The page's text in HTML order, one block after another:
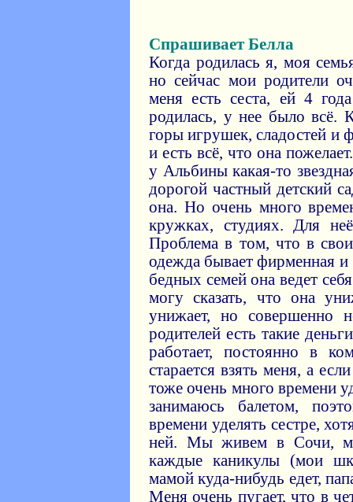
Спрашивает Белла
Когда родилась я, моя
но сейчас мои родители
меня есть сеста, ей 4
родилась, у нее было всё.
горы игрушек, сладостей и
и есть всё, что она
у Альбины какая-то
дорогой частный детский
она. Но очень много
кружках, студиях. Для
Проблема в том, что в
одежда бывает фирменная и
бедных семей она ведет
могу сказать, что она
унижает, но совершенно
родителей есть такие
работает, постоянно в
старается взять меня, а
тоже очень много времени
занимаюсь балетом,
времени уделять сестре,
ней. Мы живем в Сочи,
каждые каникулы (мои
мамой куда-нибудь едет,
Меня очень пугает, что в